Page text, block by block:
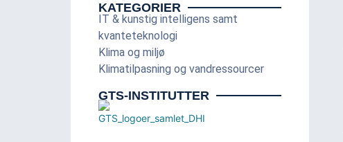
KATEGORIER
IT & kunstig intelligens samt
kvanteteknologi
Klima og miljø
Klimatilpasning og vandressourcer
GTS-INSTITUTTER